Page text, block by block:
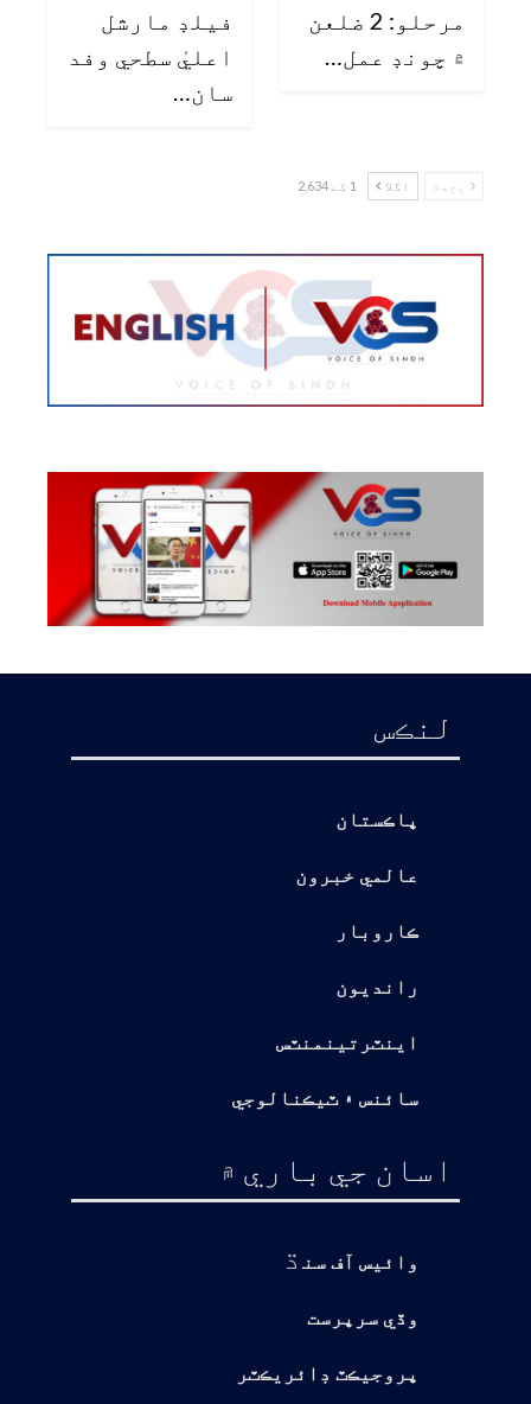
مرحلو: 2 ضلعن
۾ چونڊ عمل…
فيلڊ مارشل
اعليٰ سطحي وفد
سان…
پچھلا اگلا 1 کے 2,634
لنڪس
پاڪستان
عالمي خبرون
ڪاروبار
رانديون
اينٽرتينمنٽس
سائنس ۽ ٽيڪنالوجي
اسان جي باري ۾
وائيس آف سن ڌ
وڏي سرپرست
پروجيڪٽ ڊائريڪٽر